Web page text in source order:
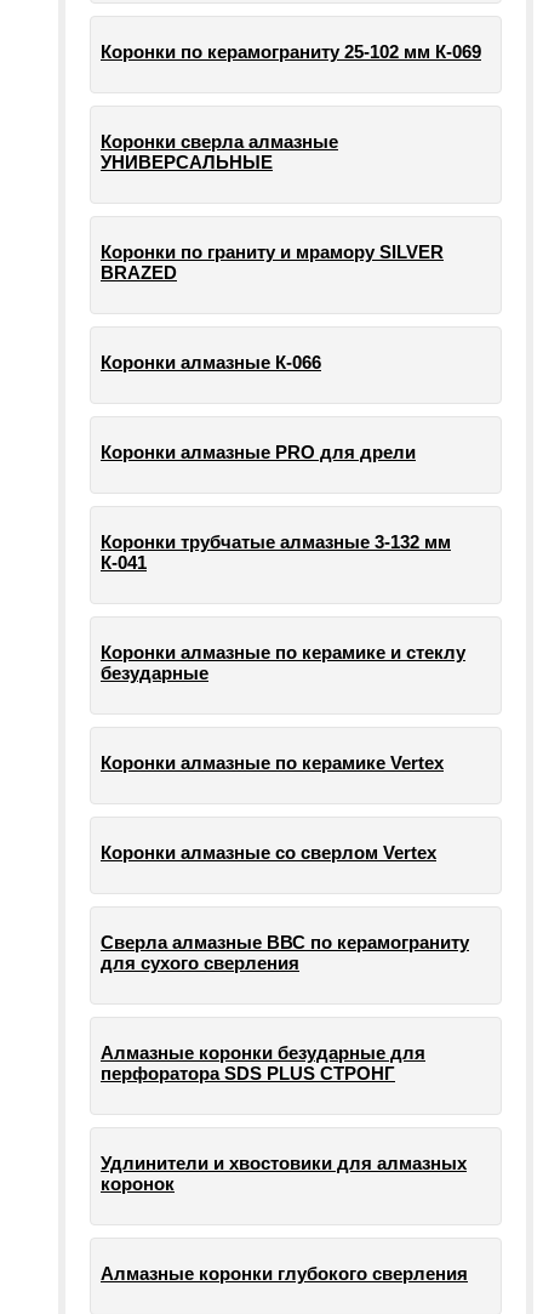
Коронки по керамограниту 25-102 мм К-069
Коронки сверла алмазные
УНИВЕРСАЛЬНЫЕ
Коронки по граниту и мрамору SILVER
BRAZED
Коронки алмазные К-066
Коронки алмазные PRO для дрели
Коронки трубчатые алмазные 3-132 мм
К-041
Коронки алмазные по керамике и стеклу
безударные
Коронки алмазные по керамике Vertex
Коронки алмазные со сверлом Vertex
Сверла алмазные ВВС по керамограниту
для сухого сверления
Алмазные коронки безударные для
перфоратора SDS PLUS СТРОНГ
Удлинители и хвостовики для алмазных
коронок
Алмазные коронки глубокого сверления